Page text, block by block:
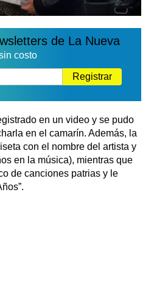
de La Nueva
costo
Registrar
en un video y se pudo
en el camarín. Además, la
con el nombre del artista y
en la música), mientras que
de canciones patrias y le